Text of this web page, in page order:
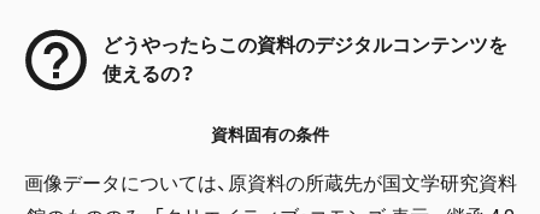
どうやったらこの資料のデジタルコンテンツを
使えるの？
資料固有の条件
画像データについては、原資料の所蔵先が国文学研究資料